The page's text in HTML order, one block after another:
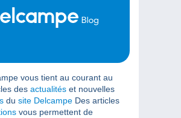
vous tient au courant au
des actualités et nouvelles
du site Delcampe Des articles
vous permettent de